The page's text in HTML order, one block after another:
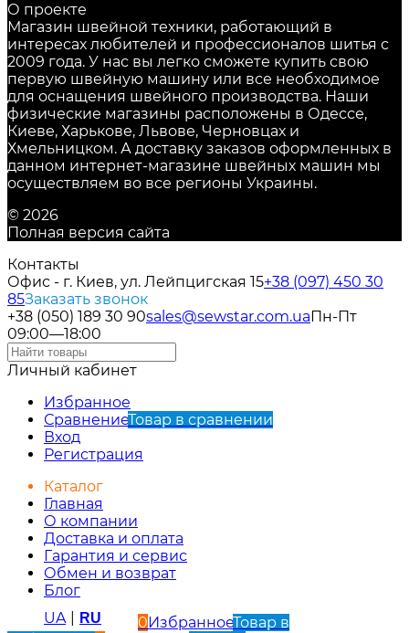
О проекте
Магазин швейной техники, работающий в
интересах любителей и профессионалов шитья с
2009 года. У нас вы легко сможете купить свою
первую швейную машину или все необходимое
для оснащения швейного производства. Наши
физические магазины расположены в Одессе,
Киеве, Харькове, Львове, Черновцах и
Хмельницком. А доставку заказов оформленных в
данном интернет-магазине швейных машин мы
осуществляем во все регионы Украины.
© 2026
Полная версия сайта
Контакты
Офис - г. Киев, ул. Лейпцигская 15+38 (097) 450 30
85Заказать звонок
+38 (050) 189 30 90sales@sewstar.com.ua Пн-Пт
09:00—18:00
Личный кабинет
Избранное
СравнениеТовар в сравнении
Вход
Регистрация
Каталог
Главная
О компании
Доставка и оплата
Гарантия и сервис
Обмен и возврат
Блог
UA
RU 0 ИзбранноеТовар в